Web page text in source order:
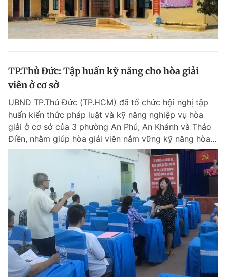
TP.Thủ Đức: Tập huấn kỹ năng cho hòa giải
viên ở cơ sở
UBND TP.Thủ Đức (TP.HCM) đã tổ chức hội nghị tập
huấn kiến thức pháp luật và kỹ năng nghiệp vụ hòa
giải ở cơ sở của 3 phường An Phú, An Khánh và Thảo
Điền, nhằm giúp hòa giải viên nắm vững kỹ năng hòa...